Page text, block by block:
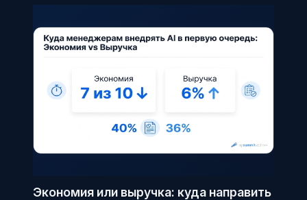
Экономия или выручка: куда направить